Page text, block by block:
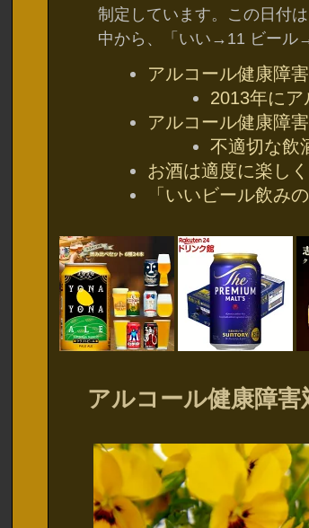
制定しています。この日付
中から、「いい→11 ビール
アルコール健康障
2013年に
アルコール健康障
不適切な飲
お酒は適度に楽し
「いいビール飲み
アルコール健康障害